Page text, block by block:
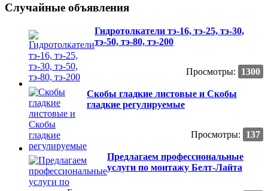
Случайные объявления
Гидротолкатели тэ-16, тэ-25, тэ-30,
тэ-50, тэ-80, тэ-200
Просмотры: 1300
Скобы гладкие листовые и Скобы
гладкие регулируемые
Просмотры: 137
Предлагаем профессиональные
услуги по монтажу Белт-Лайта